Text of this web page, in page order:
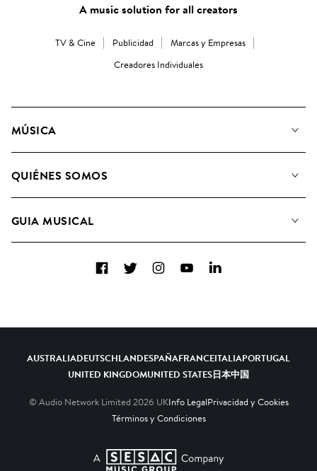
A music solution for all creators
TV & Cine Publicidad
Marcas y Empresas
Creadores Individuales
MÚSICA
Buscar
QUIÉNES SOMOS
Candidaturas Nuevos Compositores
GUIA MUSICAL
FacebookTwitterInstagramYouTubeLinkedIn
AUSTRALIADEUTSCHLANDESPAÑAFRANCEITALIAPORTUGAL
UNITED KINGDOMUNITED STATES日本中国
© Audio Network Limited 2026 UKInfo LegalPrivacidad y Cookies
Términos y Condiciones
A SESAC Company